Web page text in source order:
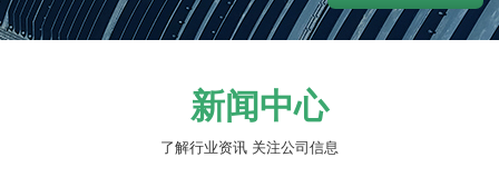
新闻中心
了解行业资讯 关注公司信息